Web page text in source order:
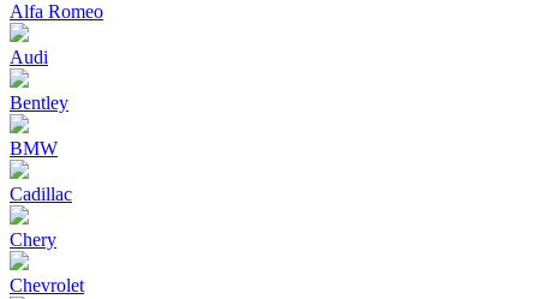
Alfa Romeo
Audi
Bentley
BMW
Cadillac
Chery
Chevrolet